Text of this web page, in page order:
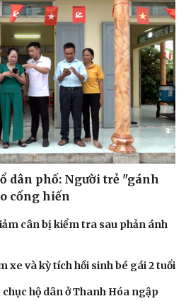
Đời sống
Nhà đẹp
Tình yêu - Gia đình
dân phố: Người trẻ "gánh
cống hiến
cân bị kiểm tra sau phản ánh
xe và kỳ tích hồi sinh bé gái 2 tuổi
hộ dân ở Thanh Hóa ngập